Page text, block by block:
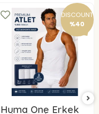
DISCOUNT
%40
Huma One Erkek